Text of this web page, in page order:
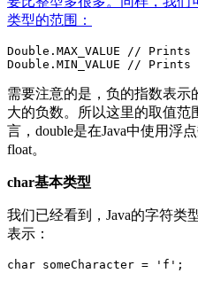
类型的范围：
Double.MAX_VALUE // Prints
需要注意的是，负的指数表示
大的负数。所以这里的取值
言，double是在Java中使用浮
float。
char基本类型
我们已经看到，Java的字符类
表示：